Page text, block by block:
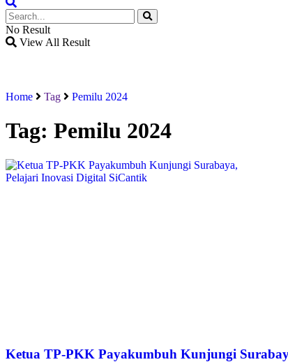
No Result
View All Result
Home Tag Pemilu 2024
Tag: Pemilu 2024
Ketua TP-PKK Payakumbuh Kunjungi